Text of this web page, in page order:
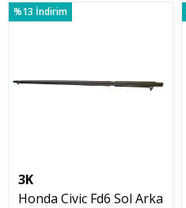
%13 İndirim
3K
Honda Civic Fd6 Sol Arka